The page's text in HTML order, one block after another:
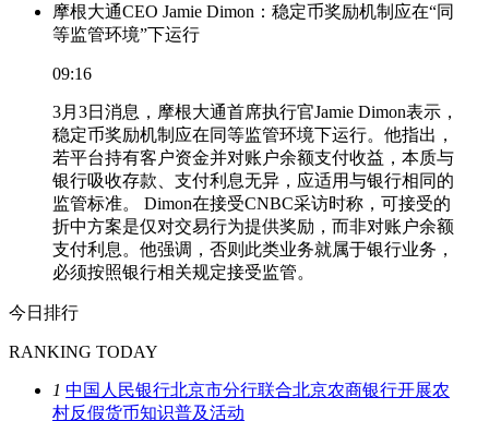
摩根大通CEO Jamie Dimon：稳定币奖励机制应在“同
等监管环境”下运行
09:16
3月3日消息，摩根大通首席执行官Jamie Dimon表示，
稳定币奖励机制应在同等监管环境下运行。他指出，
若平台持有客户资金并对账户余额支付收益，本质与
银行吸收存款、支付利息无异，应适用与银行相同的
监管标准。 Dimon在接受CNBC采访时称，可接受的
折中方案是仅对交易行为提供奖励，而非对账户余额
支付利息。他强调，否则此类业务就属于银行业务，
必须按照银行相关规定接受监管。
今日排行
RANKING TODAY
1 中国人民银行北京市分行联合北京农商银行开展农
村反假货币知识普及活动